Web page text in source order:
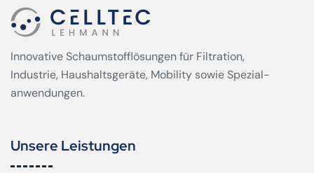
Innovative Schaumstofflösungen für Filtration,
Industrie, Haushaltsgeräte, Mobility sowie Spezial­
anwendungen.
Unsere Leistungen